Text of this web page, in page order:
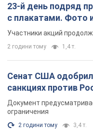
23-й день подряд
с плакатами. Фото
Участники акций
2 години тому 1,4 т.
Сенат США одобрил
санкциях против
Документ
ограничения
2 години тому 3,4 т.